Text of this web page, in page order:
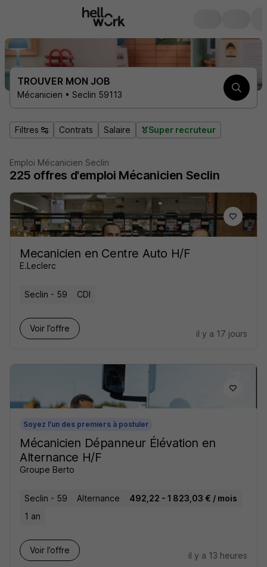
TROUVER MON JOB
Mécanicien • Seclin 59113
Filtres Contrats Salaire Super recruteur
Emploi Mécanicien Seclin
225 offres d'emploi Mécanicien Seclin
Mecanicien en Centre Auto H/F
E.Leclerc
Seclin - 59 CDI
Voir l’offre
il y a 17 jours
Soyez l'un des premiers à postuler
Mécanicien Dépanneur Élévation en
Alternance H/F
Groupe Berto
Seclin - 59 Alternance
492,22 - 1 823,03 € / mois
1 an
Voir l’offre
il y a 13 heures